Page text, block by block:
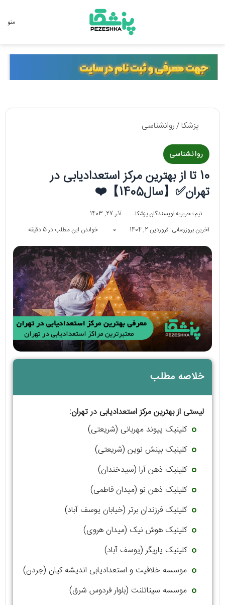
منو
پزشکا/روانشناسی
روانشناسی
10 تا از بهترین مرکز استعدادیابی در
تهران✅【سال1405】❤️
تیم تحریریه نویسندگان پزشکا
آذر 27, 1403
آخرین بروزرسانی: فروردین 2, 1404
0 خواندن این مطلب در 5 دقیقه
خلاصه مطلب
لیستی از بهترین مرکز استعدادیابی در تهران:
کلینیک پیوند مهربانی (شریعتی)
کلینیک بینش نوین (شریعتی)
کلینیک ذهن آرا (سیدخندان)
کلینیک ذهن نو (میدان فاطمی)
کلینیک فرزندان برتر (خیابان یوسف آباد)
کلینیک هوش نیک (میدان هروی)
کلینیک یاریگر (یوسف آباد)
موسسه خلاقیت و استعدادیابی اندیشه کیان (جردن)
موسسه سیناتلنت (بلوار فردوس شرق)